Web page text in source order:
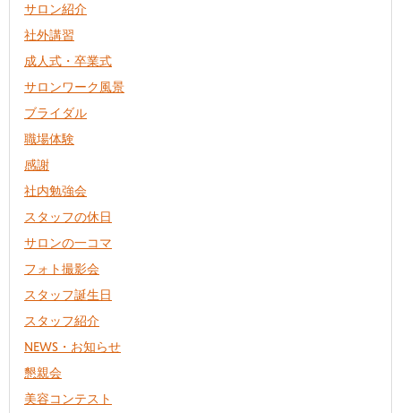
サロン紹介
社外講習
成人式・卒業式
サロンワーク風景
ブライダル
職場体験
感謝
社内勉強会
スタッフの休日
サロンの一コマ
フォト撮影会
スタッフ誕生日
スタッフ紹介
NEWS・お知らせ
懇親会
美容コンテスト